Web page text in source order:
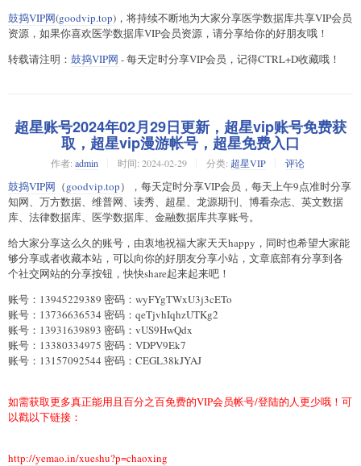
鼓捣VIP网(goodvip.top)，将持续不断地为大家分享医学数据库共享VIP会员
资源，如果你喜欢医学数据库VIP会员资源，请分享给你的好朋友哦！
转载请注明： 鼓捣VIP网 - 每天定时分享VIP会员，记得CTRL+D收藏哦！
超星账号2024年02月29日更新，超星vip账号免费获
取，超星vip漫游帐号，超星免费入口
作者: admin 时间: 2024-02-29 分类: 超星VIP 评论
鼓捣VIP网 （goodvip.top），每天定时分享VIP会员，每天上午9点准时分享
知网、万方数据、维普网、读秀、超星、龙源期刊、博看杂志、英文数据
库、法律数据库、医学数据库、金融数据库共享账号。
给大家分享这么久的账号，由衷地祝福大家天天happy，同时也希望大家能
够分享或者收藏本站，可以向你的好朋友分享小站，文章底部有分享到各
个社交网站的分享按钮，快快share起来起来吧！
账号：13945229389 密码：wyFYgTWxU3j3cETo
账号：13736636534 密码：qeTjvhIqhzUTKg2
账号：13931639893 密码：vUS9HwQdx
账号：13380334975 密码：VDPV9Ek7
账号：13157092544 密码：CEGL38kJYAJ
如需获取更多真正能用且百分之百免费的VIP会员帐号/登陆的人更少哦！可
以戳以下链接：
http://yemao.in/xueshu?p=chaoxing